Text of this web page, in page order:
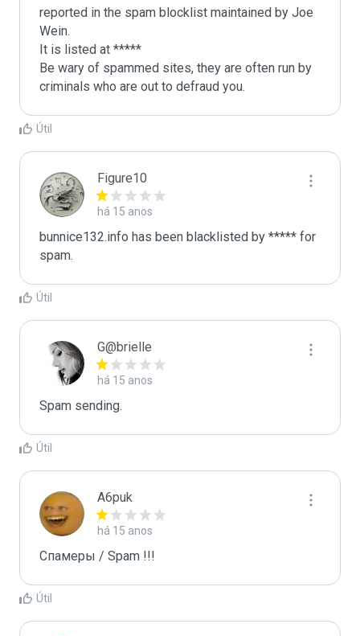
reported in the spam blocklist maintained by Joe
Wein.
It is listed at *****
Be wary of spammed sites, they are often run by
criminals who are out to defraud you.
Útil
Figure10
há 15 anos
bunnice132.info has been blacklisted by ***** for
spam.
Útil
G@brielle
há 15 anos
Spam sending.
Útil
A6puk
há 15 anos
Спамеры / Spam !!!
Útil